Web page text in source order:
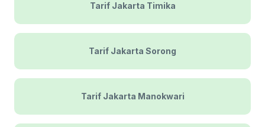
Tarif Jakarta Timika
Tarif Jakarta Sorong
Tarif Jakarta Manokwari